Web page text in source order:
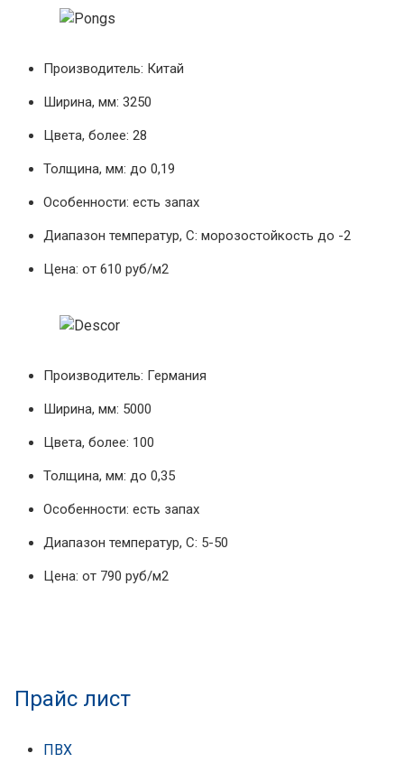
Производитель: Китай
Ширина, мм: 3250
Цвета, более: 28
Толщина, мм: до 0,19
Особенности: есть запах
Диапазон температур, С: морозостойкость до -2
Цена: от 610 руб/м2
Производитель: Германия
Ширина, мм: 5000
Цвета, более: 100
Толщина, мм: до 0,35
Особенности: есть запах
Диапазон температур, С: 5-50
Цена: от 790 руб/м2
Прайс лист
ПВХ